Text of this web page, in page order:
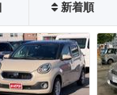
新着順